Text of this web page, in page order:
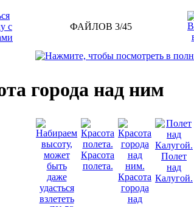
ФАЙЛОВ 3/45
города над ним
Красота
полета.
Красота
города
над
Полет
над
Калугой.